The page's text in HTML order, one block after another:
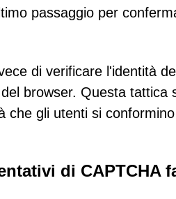
passaggio per
di verificare l'identità
browser. Questa tattica
che gli utenti si
di CAPTCHA